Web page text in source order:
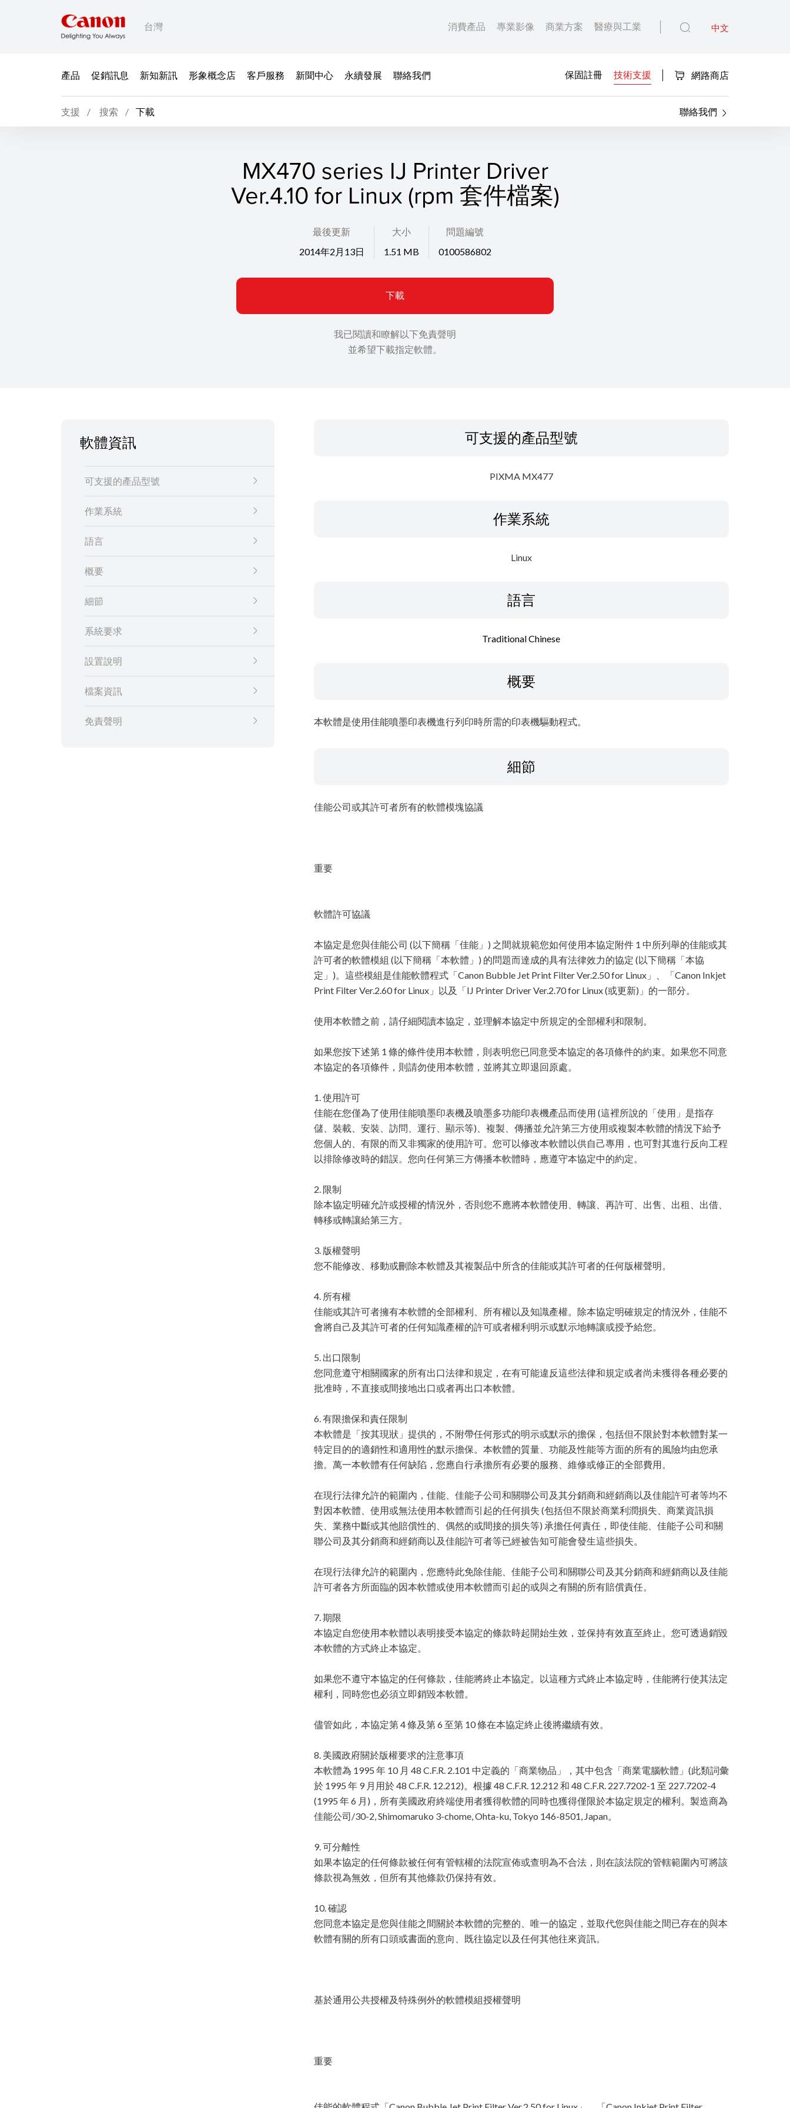
台灣 消費產品 專業影像 商業方案 醫療與工業 中文
產品 促銷訊息 新知新訊 形象概念店 客戶服務 新聞中心 永續發展 聯絡我們 保固註冊 技術支援 網路商店
支援 搜索 下載 聯絡我們
MX470 series IJ Printer Driver
Ver.4.10 for Linux (rpm 套件檔案)
最後更新
2014年2月13日
大小
1.51 MB
問題編號
0100586802
下載
我已閱讀和瞭解以下免責聲明
並希望下載指定軟體。
軟體資訊
可支援的產品型號
作業系統
語言
概要
細節
系統要求
設置說明
檔案資訊
免責聲明
可支援的產品型號
PIXMA MX477
作業系統
Linux
語言
Traditional Chinese
概要
本軟體是使用佳能噴墨印表機進行列印時所需的印表機驅動程式。
細節
佳能公司或其許可者所有的軟體模塊協議
重要
軟體許可協議
本協定是您與佳能公司 (以下簡稱「佳能」) 之間就規範您如何使用本協定附件 1 中所列舉的佳能或其
許可者的軟體模組 (以下簡稱「本軟體」) 的問題而達成的具有法律效力的協定 (以下簡稱「本協
定」)。這些模組是佳能軟體程式「Canon Bubble Jet Print Filter Ver.2.50 for Linux」、「Canon Inkjet
Print Filter Ver.2.60 for Linux」以及「IJ Printer Driver Ver.2.70 for Linux (或更新)」的一部分。
使用本軟體之前，請仔細閱讀本協定，並理解本協定中所規定的全部權利和限制。
如果您按下述第 1 條的條件使用本軟體，則表明您已同意受本協定的各項條件的約束。如果您不同意
本協定的各項條件，則請勿使用本軟體，並將其立即退回原處。
1. 使用許可
佳能在您僅為了使用佳能噴墨印表機及噴墨多功能印表機產品而使用 (這裡所說的「使用」是指存
儲、裝載、安裝、訪問、運行、顯示等)、複製、傳播並允許第三方使用或複製本軟體的情況下給予
您個人的、有限的而又非獨家的使用許可。您可以修改本軟體以供自己專用，也可對其進行反向工程
以排除修改時的錯誤。您向任何第三方傳播本軟體時，應遵守本協定中的約定。
2. 限制
除本協定明確允許或授權的情況外，否則您不應將本軟體使用、轉讓、再許可、出售、出租、出借、
轉移或轉讓給第三方。
3. 版權聲明
您不能修改、移動或刪除本軟體及其複製品中所含的佳能或其許可者的任何版權聲明。
4. 所有權
佳能或其許可者擁有本軟體的全部權利、所有權以及知識產權。除本協定明確規定的情況外，佳能不
會將自己及其許可者的任何知識產權的許可或者權利明示或默示地轉讓或授予給您。
5. 出口限制
您同意遵守相關國家的所有出口法律和規定，在有可能違反這些法律和規定或者尚未獲得各種必要的
批准時，不直接或間接地出口或者再出口本軟體。
6. 有限擔保和責任限制
本軟體是「按其現狀」提供的，不附帶任何形式的明示或默示的擔保，包括但不限於對本軟體對某一
特定目的的適銷性和適用性的默示擔保。本軟體的質量、功能及性能等方面的所有的風險均由您承
擔。萬一本軟體有任何缺陷，您應自行承擔所有必要的服務、維修或修正的全部費用。
在現行法律允許的範圍內，佳能、佳能子公司和關聯公司及其分銷商和經銷商以及佳能許可者等均不
對因本軟體、使用或無法使用本軟體而引起的任何損失 (包括但不限於商業利潤損失、商業資訊損
失、業務中斷或其他賠償性的、偶然的或間接的損失等) 承擔任何責任，即使佳能、佳能子公司和關
聯公司及其分銷商和經銷商以及佳能許可者等已經被告知可能會發生這些損失。
在現行法律允許的範圍內，您應特此免除佳能、佳能子公司和關聯公司及其分銷商和經銷商以及佳能
許可者各方所面臨的因本軟體或使用本軟體而引起的或與之有關的所有賠償責任。
7. 期限
本協定自您使用本軟體以表明接受本協定的條款時起開始生效，並保持有效直至終止。您可透過銷毀
本軟體的方式終止本協定。
如果您不遵守本協定的任何條款，佳能將終止本協定。以這種方式終止本協定時，佳能將行使其法定
權利，同時您也必須立即銷毀本軟體。
儘管如此，本協定第 4 條及第 6 至第 10 條在本協定終止後將繼續有效。
8. 美國政府關於版權要求的注意事項
本軟體為 1995 年 10 月 48 C.F.R. 2.101 中定義的「商業物品」，其中包含「商業電腦軟體」(此類詞彙
於 1995 年 9 月用於 48 C.F.R. 12.212)。根據 48 C.F.R. 12.212 和 48 C.F.R. 227.7202-1 至 227.7202-4
(1995 年 6 月)，所有美國政府終端使用者獲得軟體的同時也獲得僅限於本協定規定的權利。製造商為
佳能公司/30-2, Shimomaruko 3-chome, Ohta-ku, Tokyo 146-8501, Japan。
9. 可分離性
如果本協定的任何條款被任何有管轄權的法院宣佈或查明為不合法，則在該法院的管轄範圍內可將該
條款視為無效，但所有其他條款仍保持有效。
10. 確認
您同意本協定是您與佳能之間關於本軟體的完整的、唯一的協定，並取代您與佳能之間已存在的與本
軟體有關的所有口頭或書面的意向、既往協定以及任何其他往來資訊。
基於通用公共授權及特殊例外的軟體模組授權聲明
重要